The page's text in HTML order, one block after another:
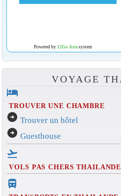
Powered by 12Go Asiasystem
VOYAGE
hotel
TROUVER UNE CHAMBRE
arrow_circle_right Trouver un hôtel
arrow_circle_right Guesthouse
flight_takeoff
VOLS PAS CHERS THAILANDE
directions_bus_filled